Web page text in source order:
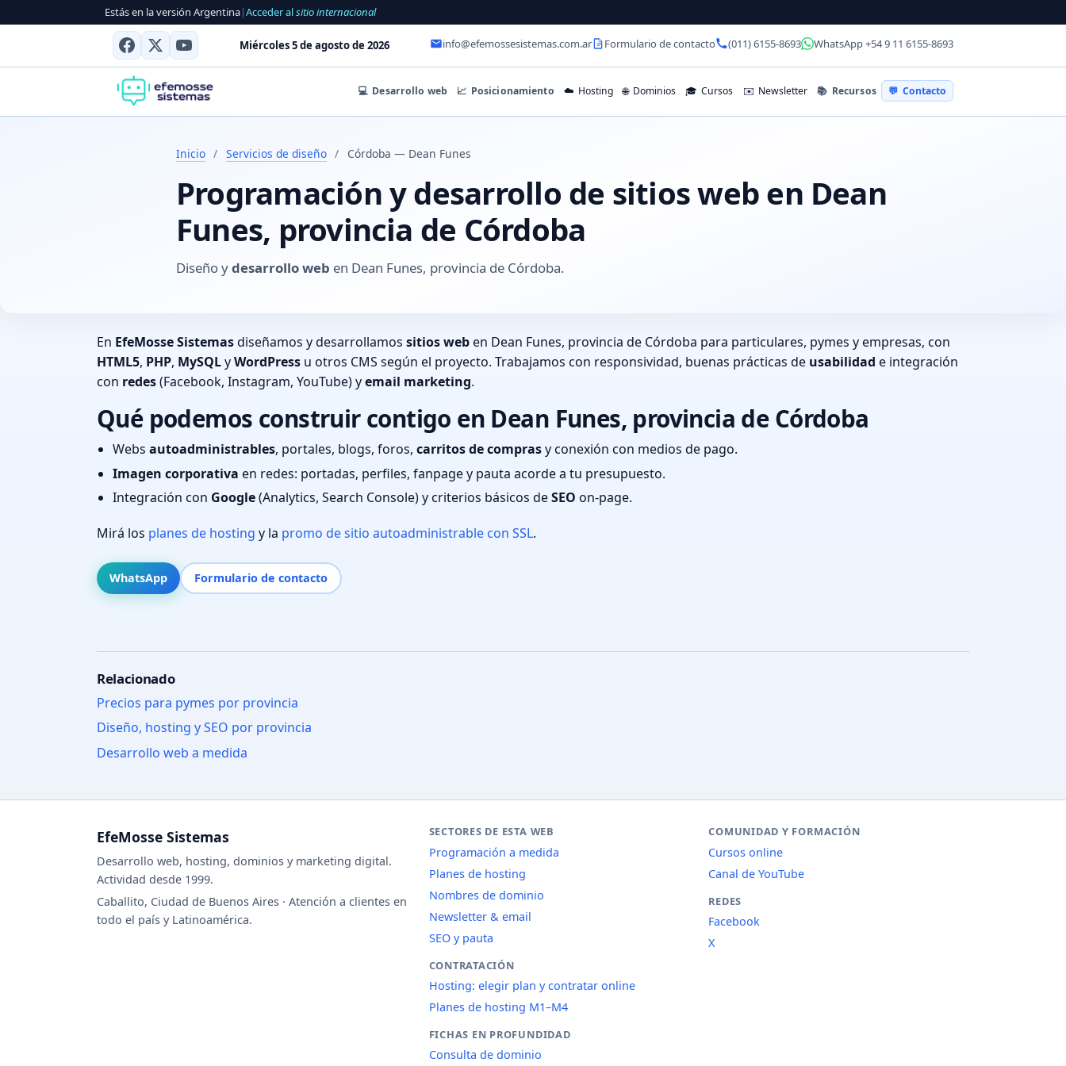
Estás en la versión Argentina|Acceder alsitio internacional
Miércoles 5 de agosto de 2026 info@efemossesistemas.com.ar Formulario de contacto (011) 6155-8693 WhatsApp +54 9 11 6155-8693
💻 Desarrollo web 📈 Posicionamiento ☁️ Hosting 🌐 Dominios 🎓 Cursos ✉️ Newsletter 📚 Recursos 💬 Contacto
Inicio / Servicios de diseño / Córdoba — Dean Funes
Programación y desarrollo de sitios web en Dean
Funes, provincia de Córdoba
Diseño ydesarrollo web en Dean Funes, provincia de Córdoba.
En EfeMosse Sistemasdiseñamos y desarrollamos sitios weben Dean Funes, provincia de Córdoba para particulares, pymes y empresas, con
HTML5, PHP, MySQLyWordPress u otros CMS según el proyecto. Trabajamos con responsividad, buenas prácticas de usabilidad e integración
con redes(Facebook, Instagram, YouTube) yemail marketing.
Qué podemos construir contigo en Dean Funes, provincia de Córdoba
Webs autoadministrables, portales, blogs, foros, carritos de comprasy conexión con medios de pago.
Imagen corporativa en redes: portadas, perfiles, fanpage y pauta acorde a tu presupuesto.
Integración con Google(Analytics, Search Console) y criterios básicos deSEO on-page.
Mirá los planes de hosting y la promo de sitio autoadministrable con SSL.
WhatsApp Formulario de contacto
Relacionado
Precios para pymes por provincia
Diseño, hosting y SEO por provincia
Desarrollo web a medida
EfeMosse Sistemas
Desarrollo web, hosting, dominios y marketing digital.
Actividad desde 1999.
Caballito, Ciudad de Buenos Aires · Atención a clientes en
todo el país y Latinoamérica.
SECTORES DE ESTA WEB
Programación a medida
Planes de hosting
Nombres de dominio
Newsletter & email
SEO y pauta
CONTRATACIÓN
Hosting: elegir plan y contratar online
Planes de hosting M1–M4
FICHAS EN PROFUNDIDAD
Consulta de dominio
COMUNIDAD Y FORMACIÓN
Cursos online
Canal de YouTube
REDES
Facebook
X